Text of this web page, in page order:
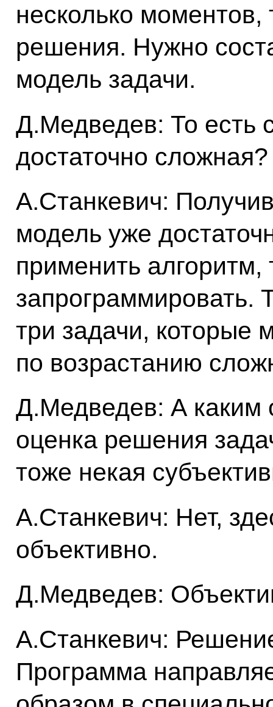
несколько моментов,
решения. Нужно
модель задачи.
Д.Медведев: То есть
достаточно сложная?
А.Станкевич:
модель уже
применить алгоритм,
запрограммировать.
три задачи, которые
по возрастанию
Д.Медведев: А каким
оценка решения
тоже некая
А.Станкевич: Нет,
объективно.
Д.Медведев:
А.Станкевич:
Программа